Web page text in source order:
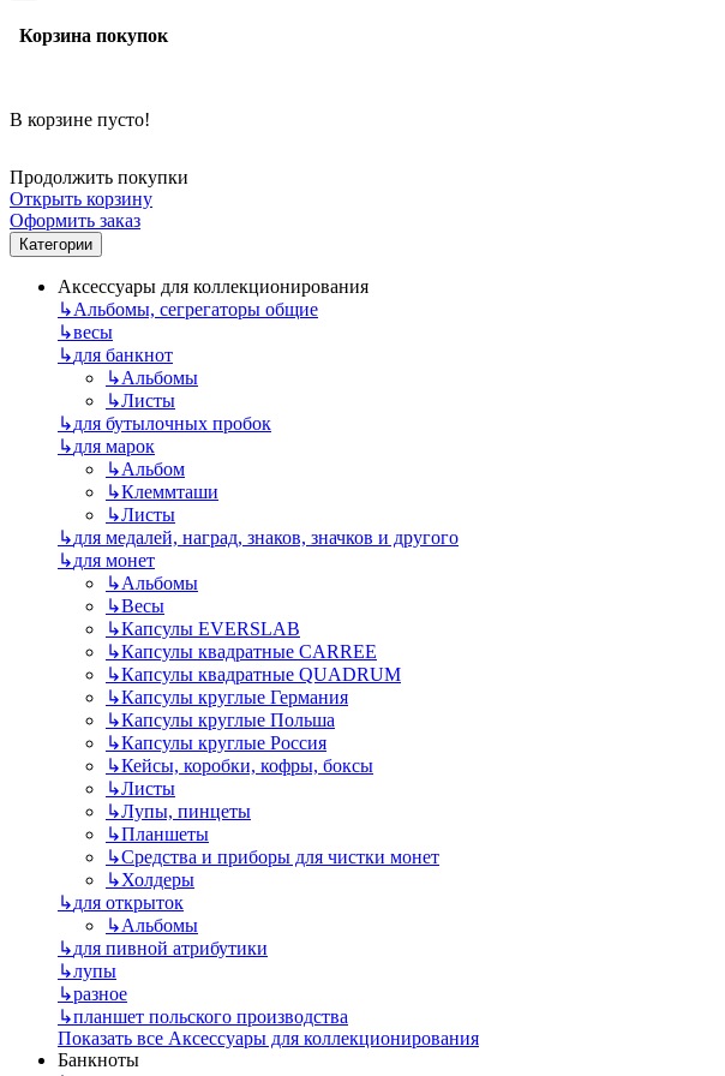
Корзина покупок
В корзине пусто!
Продолжить покупки
Открыть корзину
Оформить заказ
Категории
Аксессуары для коллекционирования
↳Альбомы, сегрегаторы общие
↳весы
↳для банкнот
↳Альбомы
↳Листы
↳для бутылочных пробок
↳для марок
↳Альбом
↳Клеммташи
↳Листы
↳для медалей, наград, знаков, значков и другого
↳для монет
↳Альбомы
↳Весы
↳Капсулы EVERSLAB
↳Капсулы квадратные CARREE
↳Капсулы квадратные QUADRUM
↳Капсулы круглые Германия
↳Капсулы круглые Польша
↳Капсулы круглые Россия
↳Кейсы, коробки, кофры, боксы
↳Листы
↳Лупы, пинцеты
↳Планшеты
↳Средства и приборы для чистки монет
↳Холдеры
↳для открыток
↳Альбомы
↳для пивной атрибутики
↳лупы
↳разное
↳планшет польского производства
Показать все Аксессуары для коллекционирования
Банкноты